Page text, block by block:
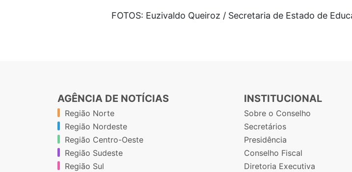
FOTOS: Euzivaldo Queiroz / Secretaria de Estado de
AGÊNCIA DE NOTÍCIAS
Região Norte
Região Nordeste
Região Centro-Oeste
Região Sudeste
Região Sul
INSTITUCIONAL
Sobre o Conselho
Secretários
Presidência
Conselho Fiscal
Diretoria Executiva